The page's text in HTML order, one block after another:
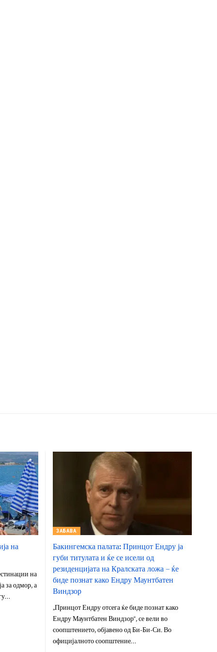
на
на
за одмор, а
ЗАБАВА
Бакингемска палата: Принцот Ендру ја
губи титулата и ќе се исели од
резиденцијата на Кралската ложа – ќе
биде познат како Ендру Маунтбатен
Виндзор
„Принцот Ендру отсега ќе биде познат како
Ендру Маунтбатен Виндзор“, се вели во
соопштението, објавено од Би-Би-Си. Во
официјалното соопштение…